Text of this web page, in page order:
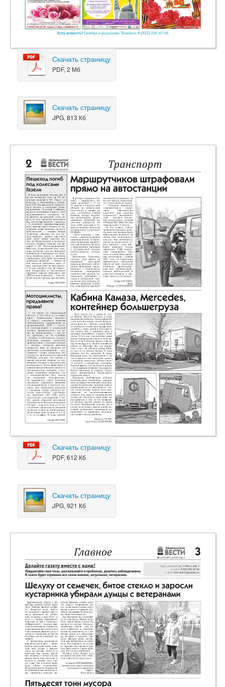
Скачать страницу
PDF, 2 Мб
Скачать страницу
JPG, 813 Кб
Скачать страницу
PDF, 612 Кб
Скачать страницу
JPG, 921 Кб